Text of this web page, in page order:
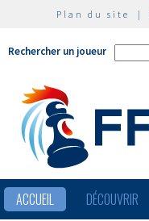
Plan du site |
Rechercher un joueur
ACCUEIL DÉCOUVRIR